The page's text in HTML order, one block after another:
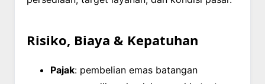
Risiko, Biaya & Kepatuhan
Pajak: pembelian emas batangan